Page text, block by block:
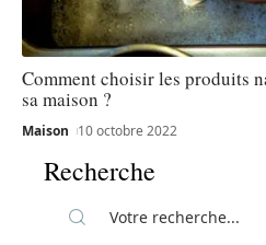
Comment choisir les produits
sa maison ?
Maison 10 octobre 2022
Recherche